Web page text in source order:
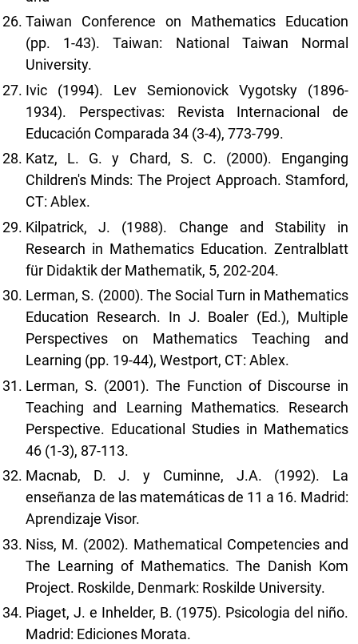
Taiwan Conference on Mathematics Education
(pp. 1-43). Taiwan: National Taiwan Normal
University.
Ivic (1994). Lev Semionovick Vygotsky (1896-
1934). Perspectivas: Revista Internacional de
Educación Comparada 34 (3-4), 773-799.
Katz, L. G. y Chard, S. C. (2000). Enganging
Children's Minds: The Project Approach. Stamford,
CT: Ablex.
Kilpatrick, J. (1988). Change and Stability in
Research in Mathematics Education. Zentralblatt
für Didaktik der Mathematik, 5, 202-204.
Lerman, S. (2000). The Social Turn in Mathematics
Education Research. In J. Boaler (Ed.), Multiple
Perspectives on Mathematics Teaching and
Learning (pp. 19-44), Westport, CT: Ablex.
Lerman, S. (2001). The Function of Discourse in
Teaching and Learning Mathematics. Research
Perspective. Educational Studies in Mathematics
46 (1-3), 87-113.
Macnab, D. J. y Cuminne, J.A. (1992). La
enseñanza de las matemáticas de 11 a 16. Madrid:
Aprendizaje Visor.
Niss, M. (2002). Mathematical Competencies and
The Learning of Mathematics. The Danish Kom
Project. Roskilde, Denmark: Roskilde University.
Piaget, J. e Inhelder, B. (1975). Psicologia del niño.
Madrid: Ediciones Morata.